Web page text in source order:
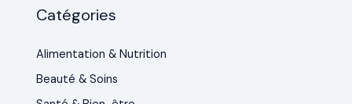
Catégories
Alimentation & Nutrition
Beauté & Soins